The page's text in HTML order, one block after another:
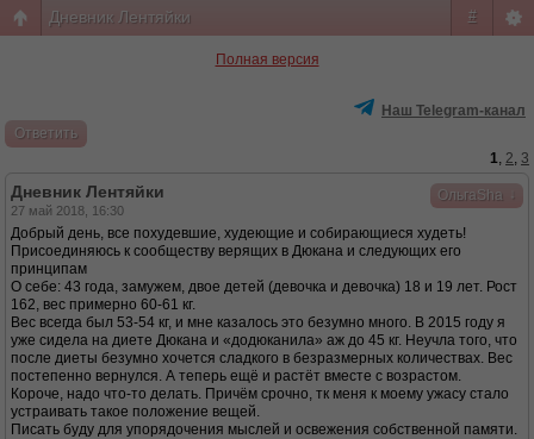
#
Дневник Лентяйки
Полная версия
Наш Telegram-канал
Ответить
1, 2, 3
ОльгаSha
Дневник Лентяйки
27 май 2018, 16:30
Добрый день, все похудевшие, худеющие и собирающиеся худеть!
Присоединяюсь к сообществу верящих в Дюкана и следующих его
принципам
О себе: 43 года, замужем, двое детей (девочка и девочка) 18 и 19 лет. Рост
162, вес примерно 60-61 кг.
Вес всегда был 53-54 кг, и мне казалось это безумно много. В 2015 году я
уже сидела на диете Дюкана и «додюканила» аж до 45 кг. Неучла того, что
после диеты безумно хочется сладкого в безразмерных количествах. Вес
постепенно вернулся. А теперь ещё и растёт вместе с возрастом.
Короче, надо что-то делать. Причём срочно, тк меня к моему ужасу стало
устраивать такое положение вещей.
Писать буду для упорядочения мыслей и освежения собственной памяти.